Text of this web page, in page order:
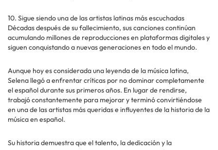
10. Sigue siendo una de las artistas latinas más escuchadas
Décadas después de su fallecimiento, sus canciones continúan
acumulando millones de reproducciones en plataformas digitales y
siguen conquistando a nuevas generaciones en todo el mundo.
Aunque hoy es considerada una leyenda de la música latina,
Selena llegó a enfrentar críticas por no dominar completamente
el español durante sus primeros años. En lugar de rendirse,
trabajó constantemente para mejorar y terminó convirtiéndose
en una de las artistas más queridas e influyentes de la historia de la
música en español.
Su historia demuestra que el talento, la dedicación y la